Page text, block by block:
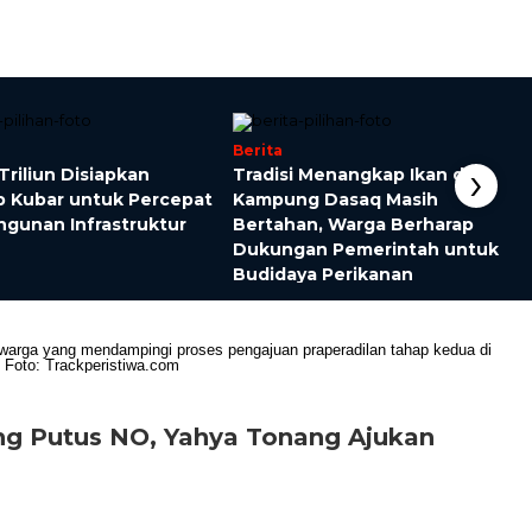
Disiapkan
Kubar untuk Percepat
Infrastruktur
Berita
Tradisi Menangkap Ikan di
Kampung Dasaq Masih
Bertahan, Warga Berharap
Dukungan Pemerintah untuk
Budidaya Perikanan
›
Putus NO, Yahya Tonang Ajukan